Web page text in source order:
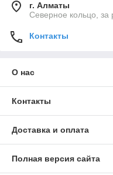
г. Алматы
Северное кольцо, за
Контакты
О нас
Контакты
Доставка и оплата
Полная версия сайта